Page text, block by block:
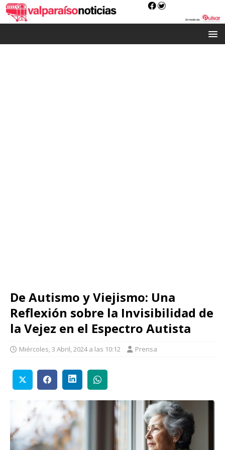
De Autismo y Viejismo: Una
Reflexión sobre la Invisibilidad de
la Vejez en el Espectro Autista
Miércoles, 3 Abril, 2024 a las 10:12 Prensa